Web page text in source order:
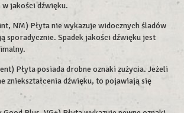
jakości dźwięku.
NM) Płyta nie wykazuje widocznych śladów
sporadycznie. Spadek jakości dźwięku jest
Płyta posiada drobne oznaki zużycia. Jeżeli
zniekształcenia dźwięku, to pojawiają się